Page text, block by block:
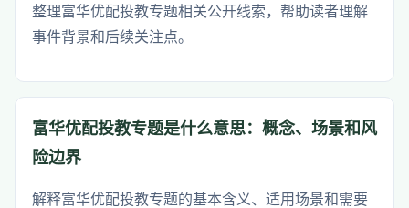
整理富华优配投教专题相关公开线索，帮助读者理解
事件背景和后续关注点。
富华优配投教专题是什么意思：概念、场景和风
险边界
解释富华优配投教专题的基本含义、适用场景和需要